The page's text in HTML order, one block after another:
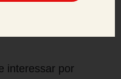
interessar por